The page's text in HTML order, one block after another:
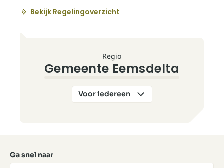
Regio
Gemeente Eemsdelta
Vooriedereen
Bekijk Regelingoverzicht
Ga snel naar